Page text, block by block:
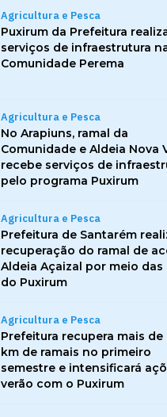
Agricultura e Pesca
Puxirum da Prefeitura
serviços de infraestrutura
Comunidade Perema
Agricultura e Pesca
No Arapiuns, ramal da
Comunidade e Aldeia Nova
recebe serviços de
pelo programa Puxirum
Agricultura e Pesca
Prefeitura de Santarém
recuperação do ramal de
Aldeia Açaizal por meio das
do Puxirum
Agricultura e Pesca
Prefeitura recupera mais de
km de ramais no primeiro
semestre e intensificará
verão com o Puxirum